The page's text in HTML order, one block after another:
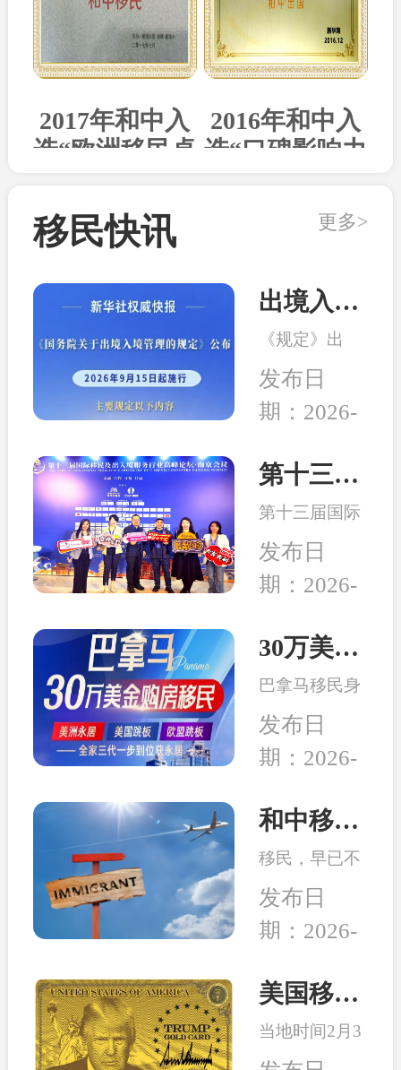
2017年和中入
选“欧洲移民卓
2016年和中入
选“口碑影响力
移民快讯 更多>
出境入境管理新规发布！移民服务监管升级，哪些机构更值得选择？
《规定》出
台，是我国完
善出入境管理
制度的重要举
交流持续深
家庭萌生海外
身份规划、子
女教育、全球
生活布局等需
务行业迎来新
的发展机遇。
发布日
期：2026-
第十三届移民行业高峰论坛在南京举行 和中入选诚信专业示范机构
第十三届国际
移民及出入境
服务行业高峰
论坛在中国南
次峰会以“破
未来”为主
题，吸引了来
自全球几十个
国家的数千位
英、使领馆代
表及移民局长
在搭建一
个“交流、合
赢”的国际化
平台。
发布日
期：2026-
30万美元买房送巴拿马永居：高性价比、税务规划、入籍大揭秘！
巴拿马移民身
份开始受到很
多客户的青
睐，究其原因
性价比、宽松
良好的子女教
育、亲民的生
活成本、明确
的入籍路径
发布日
期：2026-
和中移民：2026年最适合办理移民身份的6个国家
移民，早已不
是 “我想去
哪”，而是：
这个身份能不
未来可能会面
论是为了孩子
的教育、家人
发布日
期：2026-
美国移民最新消息：特朗普百万金卡项目被起诉！
当地时间2月3
日，美国多家